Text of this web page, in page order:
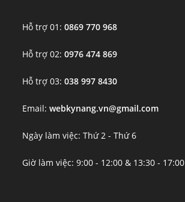
Hỗ trợ 01:0869 770 968
Hỗ trợ 02:0976 474 869
Hỗ trợ 03:038 997 8430
Email:webkynang.vn@gmail.com
Ngày làm việc: Thứ 2 - Thứ 6
Giờ làm việc: 9:00 - 12:00 & 13:30 - 17:00